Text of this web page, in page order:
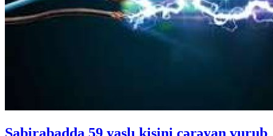
Sabirabadda 59 yaşlı kişini cərəyan vurub